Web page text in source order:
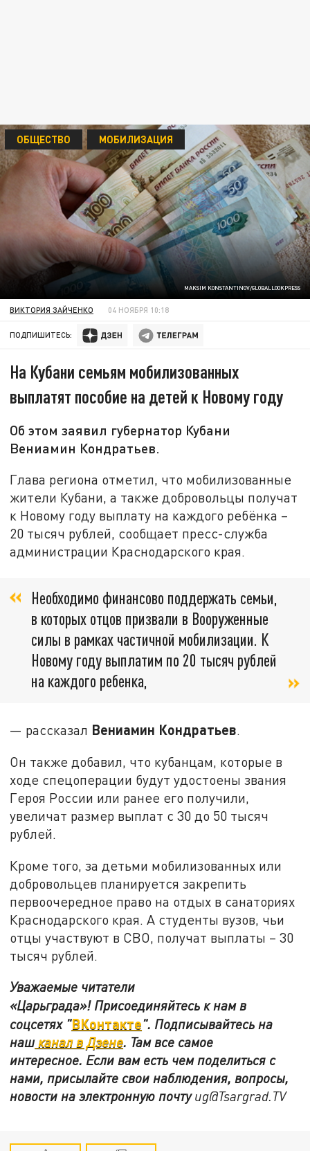
MAKSIM KONSTANTINOV/GLOBALLOOKPRESS
ОБЩЕСТВО МОБИЛИЗАЦИЯ
ВИКТОРИЯ ЗАЙЧЕНКО 04 НОЯБРЯ 10:18
ПОДПИШИТЕСЬ:
На Кубани семьям мобилизованных
выплатят пособие на детей к Новому году
Об этом заявил губернатор Кубани
Вениамин Кондратьев.
Глава региона отметил, что мобилизованные
жители Кубани, а также добровольцы получат
к Новому году выплату на каждого ребёнка –
20 тысяч рублей, сообщает пресс-служба
администрации Краснодарского края.
Необходимо финансово поддержать семьи,
в которых отцов призвали в Вооруженные
силы в рамках частичной мобилизации. К
Новому году выплатим по 20 тысяч рублей
на каждого ребенка,
— рассказал Вениамин Кондратьев.
Он также добавил, что кубанцам, которые в
ходе спецоперации будут удостоены звания
Героя России или ранее его получили,
увеличат размер выплат с 30 до 50 тысяч
рублей.
Кроме того, за детьми мобилизованных или
добровольцев планируется закрепить
первоочередное право на отдых в санаториях
Краснодарского края. А студенты вузов, чьи
отцы участвуют в СВО, получат выплаты – 30
тысяч рублей.
Уважаемые читатели
«Царьграда»! Присоединяйтесь к нам в
соцсетях "ВКонтакте". Подписывайтесь на
нашканал в Дзене. Там все самое
интересное. Если вам есть чем поделиться с
нами, присылайте свои наблюдения, вопросы,
новости на электронную почтуug@Tsargrad.TV